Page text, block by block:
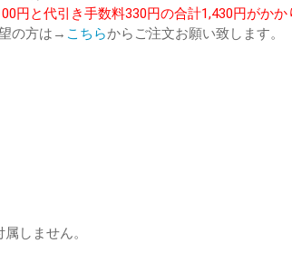
円と代引き手数料330円の合計1,430円がかか
の方は→ こちらからご注文お願い致します。
しません。